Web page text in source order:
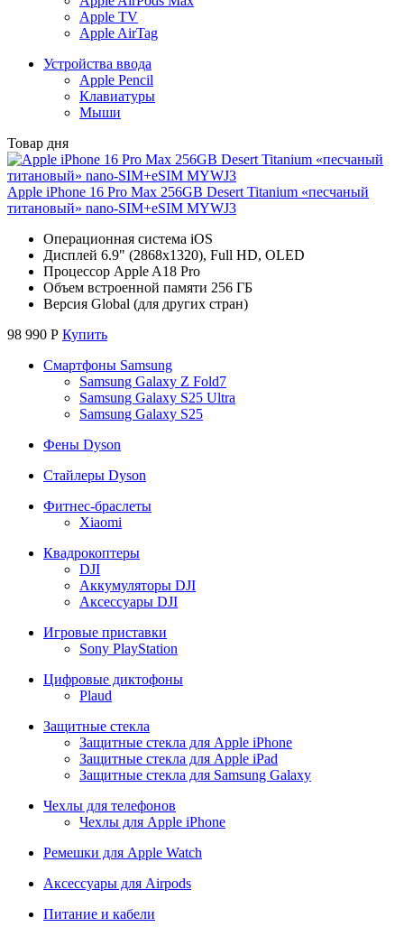
Apple TV
Apple AirTag
Устройства ввода
Apple Pencil
Клавиатуры
Мыши
Товар дня
Apple iPhone 16 Pro Max 256GB Desert Titanium «песчаный
титановый» nano-SIM+eSIM MYWJ3
Операционная система iOS
Дисплей 6.9" (2868x1320), Full HD, OLED
Процессор Apple A18 Pro
Объем встроенной памяти 256 ГБ
Версия Global (для других стран)
98 990 Р Купить
Смартфоны Samsung
Samsung Galaxy Z Fold7
Samsung Galaxy S25 Ultra
Samsung Galaxy S25
Фены Dyson
Стайлеры Dyson
Фитнес-браслеты
Xiaomi
Квадрокоптеры
DJI
Аккумуляторы DJI
Аксессуары DJI
Игровые приставки
Sony PlayStation
Цифровые диктофоны
Plaud
Защитные стекла
Защитные стекла для Apple iPhone
Защитные стекла для Apple iPad
Защитные стекла для Samsung Galaxy
Чехлы для телефонов
Чехлы для Apple iPhone
Ремешки для Apple Watch
Аксессуары для Airpods
Питание и кабели